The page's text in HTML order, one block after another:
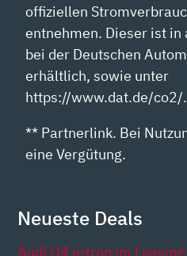
offiziellen
entnehmen. Dieser ist in
bei der Deutschen
erhältlich, sowie unter
https://www.dat.de/co2/.
** Partnerlink. Bei
eine Vergütung.
Neueste Deals
Audi Q4 e-tron im